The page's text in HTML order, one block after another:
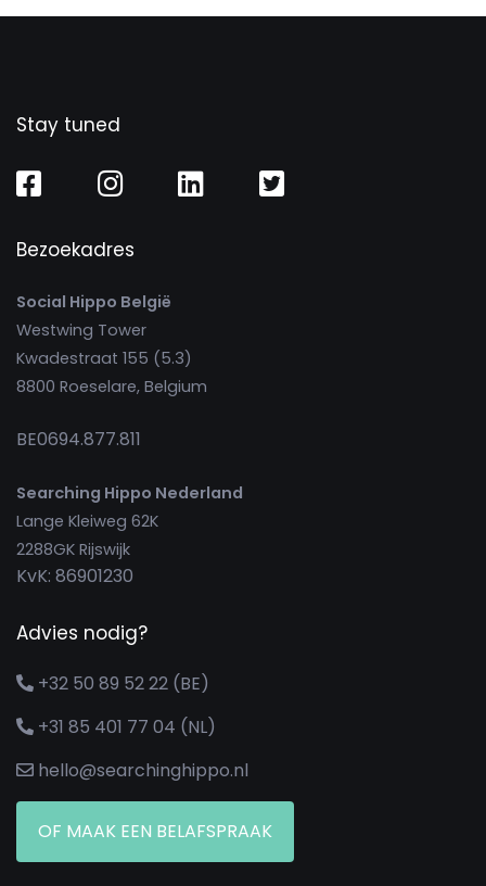
Stay tuned
Bezoekadres
Social Hippo België
Westwing Tower
Kwadestraat 155 (5.3)
8800 Roeselare, Belgium
BE0694.877.811
Searching Hippo Nederland
Lange Kleiweg 62K
2288GK Rijswijk
KvK: 86901230
Advies nodig?
+32 50 89 52 22 (BE)
+31 85 401 77 04 (NL)
hello@searchinghippo.nl
OF MAAK EEN BELAFSPRAAK